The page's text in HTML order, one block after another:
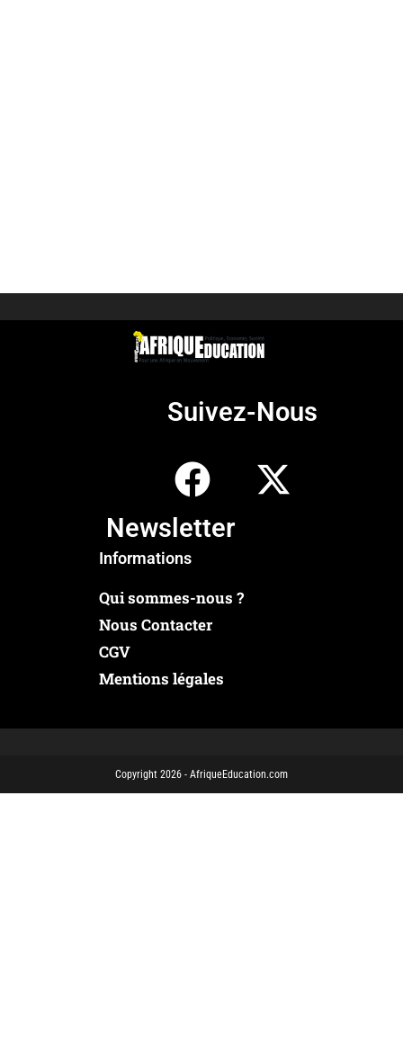
Suivez-Nous
Newsletter
Informations
Qui sommes-nous ?
Nous Contacter
CGV
Mentions légales
Copyright 2026 - AfriqueEducation.com